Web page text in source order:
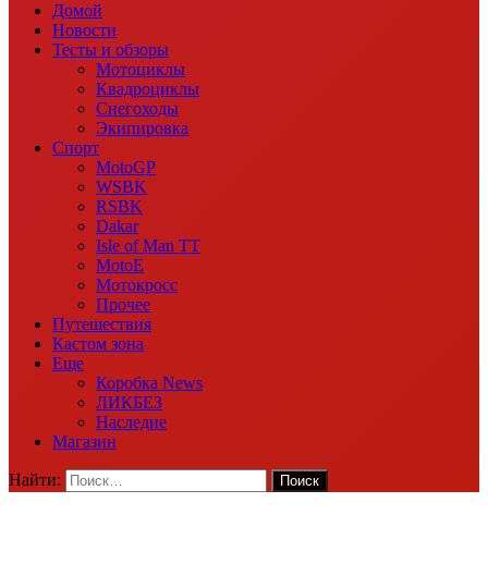
Домой
Новости
Тесты и обзоры
Мотоциклы
Квадроциклы
Снегоходы
Экипировка
Спорт
MotoGP
WSBK
RSBK
Dakar
Isle of Man TT
MotoE
Мотокросс
Прочее
Путешествия
Кастом зона
Еще
Коробка News
ЛИКБЕЗ
Наследие
Магазин
Найти: